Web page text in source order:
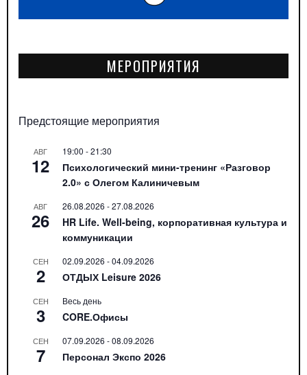
МЕРОПРИЯТИЯ
Предстоящие мероприятия
АВГ
12
19:00 -21:30
Психологический мини-тренинг «Разговор
2.0» с Олегом Калиничевым
АВГ
26
26.08.2026 -27.08.2026
HR Life. Well-being, корпоративная культура и
коммуникации
СЕН
2
02.09.2026 -04.09.2026
ОТДЫХ Leisure 2026
СЕН
3
Весь день
CORE.Офисы
СЕН
7
07.09.2026 -08.09.2026
Персонал Экспо 2026